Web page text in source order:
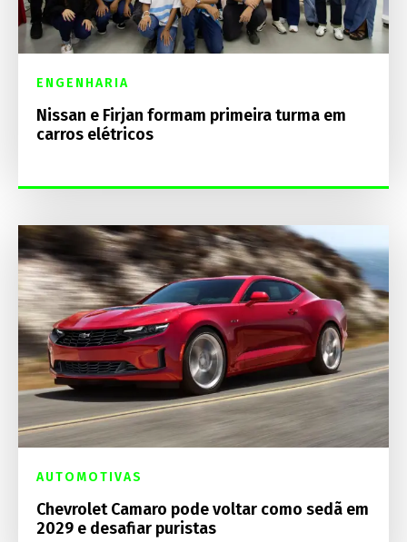
ENGENHARIA
Nissan e Firjan formam primeira turma em
carros elétricos
AUTOMOTIVAS
Chevrolet Camaro pode voltar como sedã em
2029 e desafiar puristas